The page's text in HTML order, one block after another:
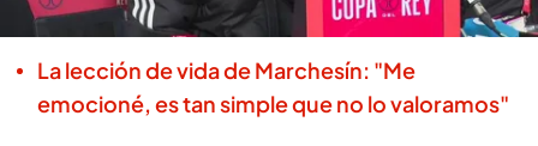
"Nadie nos ha comunicado nada"
La lección de vida de Marchesín: "Me
emocioné, es tan simple que no lo valoramos"